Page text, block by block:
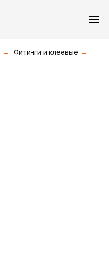
→ Фитинги и клеевые →